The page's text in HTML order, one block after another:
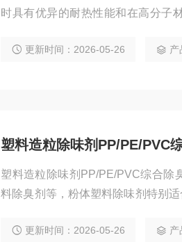
时具有优异的耐热性能和在高分子
更新时间：2026-05-26 产
塑料造粒除味剂PP/PE/PVC
塑料造粒除味剂PP/PE/PVC综合除
料除臭剂等，粉体塑料除味剂特别
的。 更新时间：2026-05-26 产